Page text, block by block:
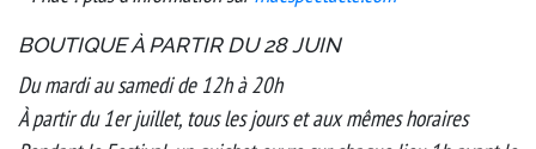
BOUTIQUE À PARTIR DU 28 JUIN
Du mardi au samedi de 12h à 20h
À partir du 1er juillet, tous les jours et aux mêmes horaires